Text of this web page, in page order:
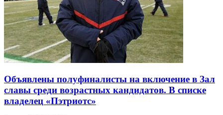
Объявлены полуфиналисты на включение в Зал
славы среди возрастных кандидатов. В списке
владелец «Пэтриотс»